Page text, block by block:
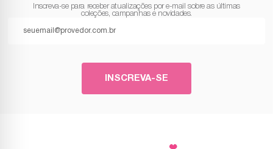
Inscreva-se para receber atualizações por e-mail sobre as últimas
coleções, campanhas e novidades.
INSCREVA-SE